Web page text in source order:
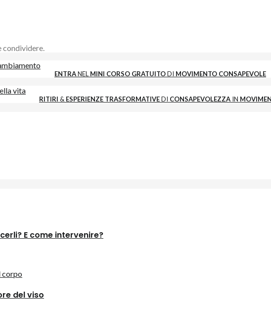
condividere.
ENTRANEL MINI CORSO GRATUITODI MOVIMENTO CONSAPEVOLE
RITIRI & ESPERIENZE TRASFORMATIVEDI CONSAPEVOLEZZA IN
E come intervenire?
del viso